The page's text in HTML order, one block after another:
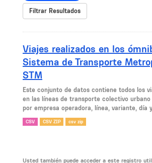
Filtrar Resultados
Viajes realizados en los
Sistema de Transporte
STM
Este conjunto de datos contiene todos los
en las líneas de transporte colectivo
por empresa operadora, línea, variante, día
CSV CSV ZIP csv zip
Usted también puede acceder a este registro